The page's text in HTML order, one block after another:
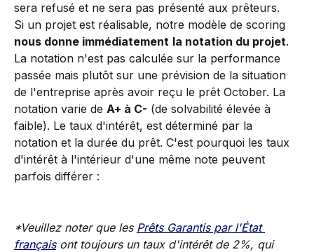
sera refusé et ne sera pas présenté aux prêteurs.
Si un projet est réalisable, notre modèle de scoring
nous donne immédiatement la notation du projet.
La notation n'est pas calculée sur la performance
passée mais plutôt sur une prévision de la situation
de l'entreprise après avoir reçu le prêt October. La
notation varie de A+ à C- (de solvabilité élevée à
faible). Le taux d'intérêt, est déterminé par la
notation et la durée du prêt. C'est pourquoi les taux
d'intérêt à l'intérieur d'une même note peuvent
parfois différer :
*Veuillez noter que les Prêts Garantis par l'État
français ont toujours un taux d'intérêt de 2%, qui